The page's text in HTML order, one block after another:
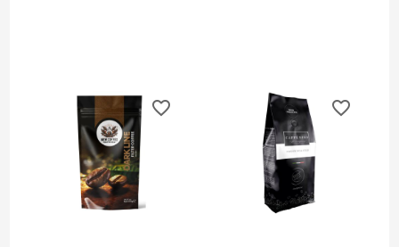
favorite_border favorite_border